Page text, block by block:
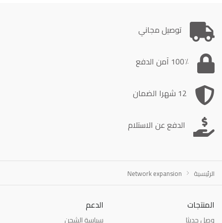
توصيل مجاني
100٪ آمن الدفع
12 شهرا الضمان
الدفع عن الاستلام
الرئيسية Network expansion
المنتجات
وصل حديثا
الدعم
سياسة الشحن